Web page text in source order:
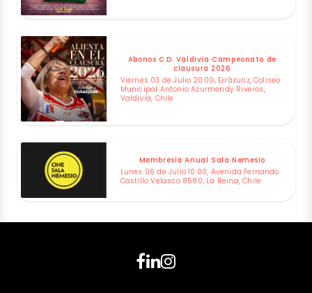
Abonos C.D. Valdivia Campeonato de
clausura 2026
Viernes 03 de Julio 20:00, Errázuriz, Coliseo
Municipal Antonio Azurmendy Riveros,
Valdivia, Chile
Membresía Anual Sala Nemesio
Lunes 06 de Julio 10:00, Avenida Fernando
Castillo Velasco 8580, La Reina, Chile